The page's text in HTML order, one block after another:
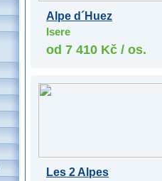
Alpe d´Huez
Isere
od 7 410 Kč / os.
Les 2 Alpes